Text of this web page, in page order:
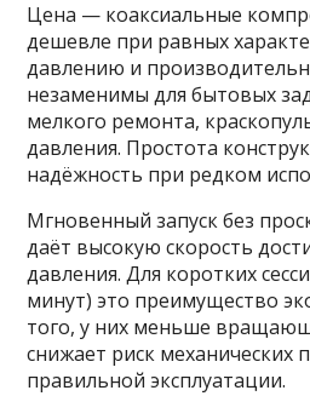
Цена — коаксиальные
дешевле при равных
давлению и
незаменимы для бытовых
мелкого ремонта,
давления. Простота
надёжность при редком
Мгновенный запуск без
даёт высокую скорость
давления. Для коротких
минут) это преимущество
того, у них меньше
снижает риск механических
правильной эксплуатации.